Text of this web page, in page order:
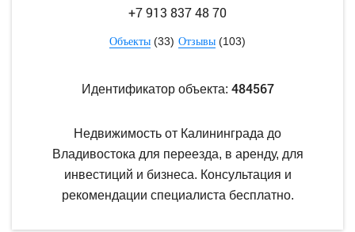
+7 913 837 48 70
Объекты (33) Отзывы (103)
Идентификатор объекта: 484567
Недвижимость от Калининграда до
Владивостока для переезда, в аренду, для
инвестиций и бизнеса. Консультация и
рекомендации специалиста бесплатно.